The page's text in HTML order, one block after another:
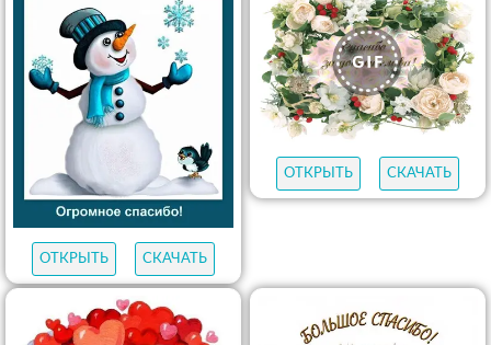
ОТКРЫТЬ СКАЧАТЬ
ОТКРЫТЬ СКАЧАТЬ